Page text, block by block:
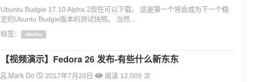
Ubuntu Budgie 17.10 Alpha 2现在可以下载。 这是第一个将会成为下一个稳
定的Ubuntu Budgie版本的测试快照。 当然...
标签：
ubuntu
【视频演示】Fedora 26 发布-有些什么新东东
Mark Do 2017年7月20日
阅读 12,009 次